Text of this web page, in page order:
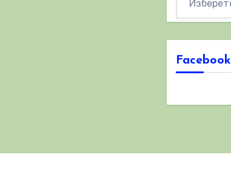
Facebook